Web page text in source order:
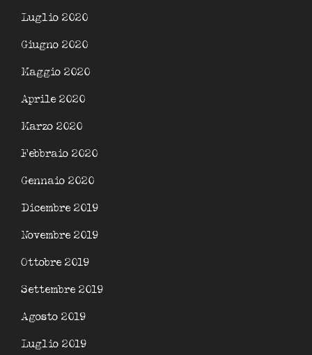
Luglio 2020
Giugno 2020
Maggio 2020
Aprile 2020
Marzo 2020
Febbraio 2020
Gennaio 2020
Dicembre 2019
Novembre 2019
Ottobre 2019
Settembre 2019
Agosto 2019
Luglio 2019